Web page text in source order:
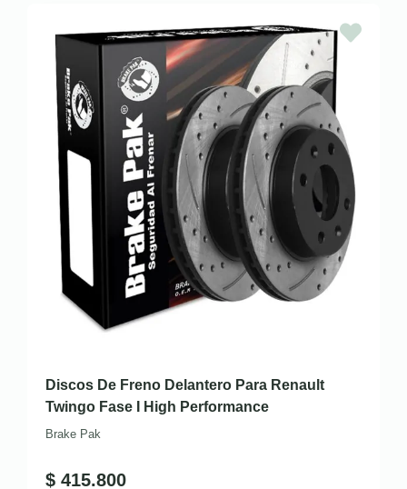
Discos De Freno Delantero Para Renault
Twingo Fase I High Performance
Brake Pak
$ 415.800